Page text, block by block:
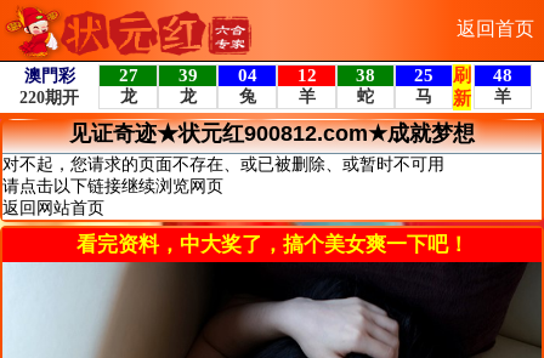
返回首页
见证奇迹★状元红900812.com★成就梦想
对不起，您请求的页面不存在、或已被删除、或暂时不可用
请点击以下链接继续浏览网页
返回网站首页
看完资料，中大奖了，搞个美女爽一下吧！